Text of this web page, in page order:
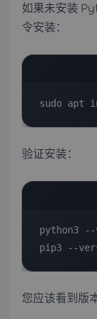
如果未安装
令安装：
sudo apt
验证安装：
python3
pip3 --
您应该看到版